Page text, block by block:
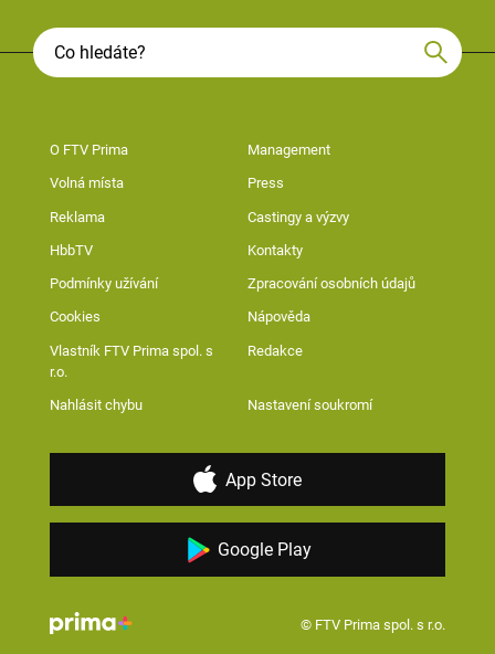
O FTV Prima Management
Volná místa Press
Reklama Castingy a výzvy
HbbTV Kontakty
Podmínky užívání Zpracování osobních údajů
Cookies Nápověda
Vlastník FTV Prima spol. s
r.o.
Redakce
Nahlásit chybu Nastavení soukromí
App Store
Google Play
© FTV Prima spol. s r.o.